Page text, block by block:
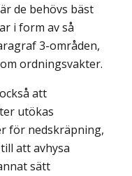
de behövs bäst
i form av så
3-områden,
ordningsvakter.
att
utökas
för nedskräpning,
att avhysa
sätt